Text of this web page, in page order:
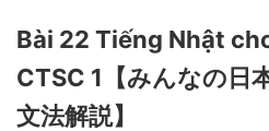
Bài 22 Tiếng Nhật
CTSC 1【みんなの日
文法解説】